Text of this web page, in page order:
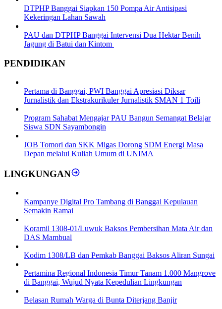
DTPHP Banggai Siapkan 150 Pompa Air Antisipasi
Kekeringan Lahan Sawah
PAU dan DTPHP Banggai Intervensi Dua Hektar Benih
Jagung di Batui dan Kintom
PENDIDIKAN
Pertama di Banggai, PWI Banggai Apresiasi Diksar
Jurnalistik dan Ekstrakurikuler Jurnalistik SMAN 1 Toili
Program Sahabat Mengajar PAU Bangun Semangat Belajar
Siswa SDN Sayambongin
JOB Tomori dan SKK Migas Dorong SDM Energi Masa
Depan melalui Kuliah Umum di UNIMA
LINGKUNGAN
Kampanye Digital Pro Tambang di Banggai Kepulauan
Semakin Ramai
Koramil 1308-01/Luwuk Baksos Pembersihan Mata Air dan
DAS Mambual
Kodim 1308/LB dan Pemkab Banggai Baksos Aliran Sungai
Pertamina Regional Indonesia Timur Tanam 1.000 Mangrove
di Banggai, Wujud Nyata Kepedulian Lingkungan
Belasan Rumah Warga di Bunta Diterjang Banjir